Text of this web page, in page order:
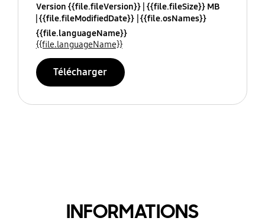
Version {{file.fileVersion}} {{file.fileSize}} MB
{{file.fileModifiedDate}} {{file.osNames}}
{{file.languageName}}
{{file.languageName}}
Télécharger
INFORMATIONS